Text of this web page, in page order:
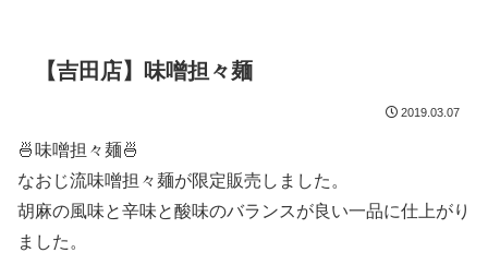
【吉田店】味噌担々麺
2019.03.07
🍜味噌担々麺🍜
なおじ流味噌担々麺が限定販売しました。
胡麻の風味と辛味と酸味のバランスが良い一品に仕上がり
ました。